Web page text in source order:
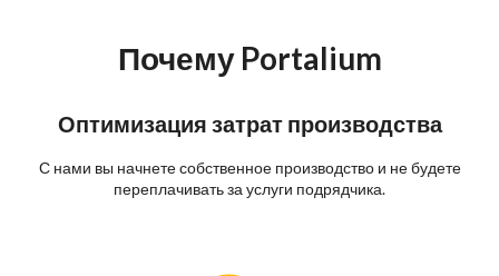
Почему Portalium
Оптимизация затрат производства
С нами вы начнете собственное производство и не будете
переплачивать за услуги подрядчика.